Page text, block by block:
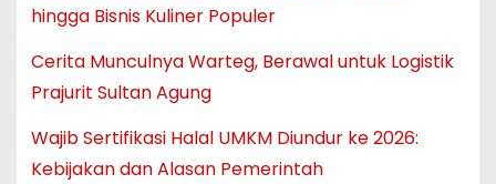
hingga Bisnis Kuliner Populer
Cerita Munculnya Warteg, Berawal untuk Logistik
Prajurit Sultan Agung
Wajib Sertifikasi Halal UMKM Diundur ke 2026:
Kebijakan dan Alasan Pemerintah